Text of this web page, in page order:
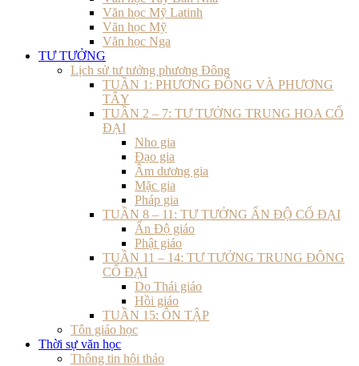
Văn học Mỹ Latinh
Văn học Mỹ
Văn học Nga
TƯ TƯỞNG
Lịch sử tư tưởng phương Đông
TUẦN 1: PHƯƠNG ĐÔNG VÀ PHƯƠNG
TÂY
TUẦN 2 – 7: TƯ TƯỞNG TRUNG HOA CỔ
ĐẠI
Nho gia
Đạo gia
Âm dương gia
Mặc gia
Pháp gia
TUẦN 8 – 11: TƯ TƯỞNG ẤN ĐỘ CỔ ĐẠI
Ấn Độ giáo
Phật giáo
TUẦN 11 – 14: TƯ TƯỞNG TRUNG ĐÔNG
CỔ ĐẠI
Do Thái giáo
Hồi giáo
TUẦN 15: ÔN TẬP
Tôn giáo học
Thời sự văn học
Thông tin hội thảo